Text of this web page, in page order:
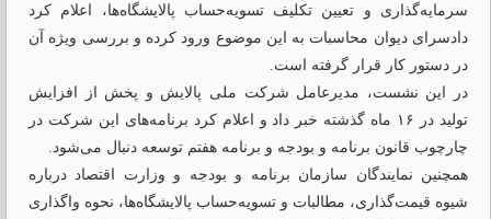
سرمایه‌گذاری و تعیین تکلیف تسویه‌حساب پالایشگاه‌ها، اعلام کرد
دادسرای دیوان محاسبات به این موضوع ورود کرده و بررسی ویژه آن
در دستور کار قرار گرفته است.
در این نشست، مدیرعامل شرکت ملی پالایش و پخش از افزایش
تولید در ۱۶ ماه گذشته خبر داد و اعلام کرد برنامه‌های این شرکت در
چارچوب قانون برنامه و بودجه و برنامه هفتم توسعه دنبال می‌شود.
همچنین نمایندگان سازمان برنامه و بودجه و وزارت اقتصاد درباره
شیوه قیمت‌گذاری، مطالبات و تسویه‌حساب پالایشگاه‌ها، نحوه واگذاری